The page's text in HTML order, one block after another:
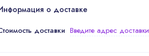
о доставке
доставки Введите адрес доставки